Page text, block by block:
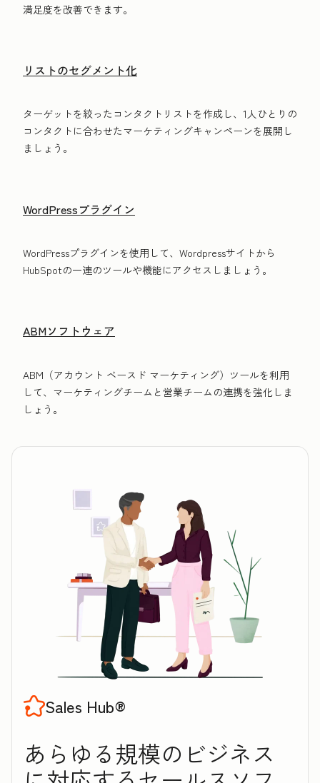
満足度を改善できます。
リストのセグメント化
ターゲットを絞ったコンタクトリストを作成し、1人ひとりの
コンタクトに合わせたマーケティングキャンペーンを展開し
ましょう。
WordPressプラグイン
WordPressプラグインを使用して、Wordpressサイトから
HubSpotの一連のツールや機能にアクセスしましょう。
ABMソフトウェア
ABM（アカウント ベースド マーケティング）ツールを利用
して、マーケティングチームと営業チームの連携を強化しま
しょう。
Sales Hub®
あらゆる規模のビジネス